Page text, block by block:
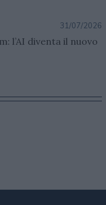
31/07/2026
l’AI diventa il nuovo